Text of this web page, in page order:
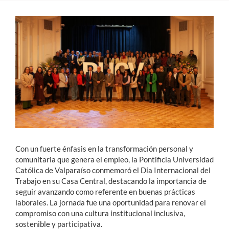
Postgrado
Formación Continua
Estudiantes
Académicos
Funcionarios
Alumni
English
Con un fuerte énfasis en la transformación personal y
comunitaria que genera el empleo, la Pontificia Universidad
Católica de Valparaíso conmemoró el Día Internacional del
Trabajo en su Casa Central, destacando la importancia de
seguir avanzando como referente en buenas prácticas
laborales. La jornada fue una oportunidad para renovar el
compromiso con una cultura institucional inclusiva,
sostenible y participativa.